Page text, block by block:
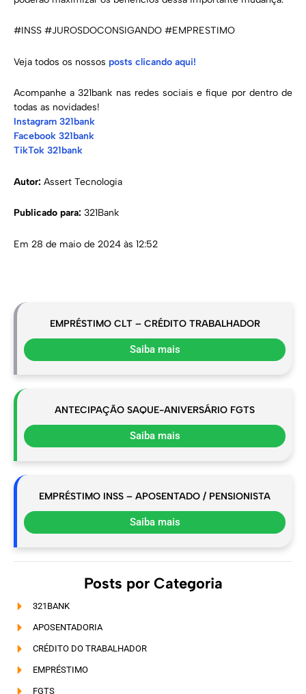
#INSS #JUROSDOCONSIGANDO #EMPRESTIMO
Veja todos os nossos posts clicando aqui!
Acompanhe a 321bank nas redes sociais e fique por dentro de
todas as novidades!
Instagram 321bank
Facebook 321bank
TikTok 321bank
Autor: Assert Tecnologia
Publicado para: 321Bank
Em 28 de maio de 2024 às 12:52
EMPRÉSTIMO CLT – CRÉDITO TRABALHADOR
Saiba mais
ANTECIPAÇÃO SAQUE-ANIVERSÁRIO FGTS
Saiba mais
EMPRÉSTIMO INSS – APOSENTADO / PENSIONISTA
Saiba mais
Posts por Categoria
321BANK
APOSENTADORIA
CRÉDITO DO TRABALHADOR
EMPRÉSTIMO
FGTS